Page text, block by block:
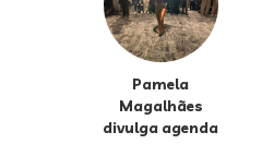
Pamela
Magalhães
divulga agenda